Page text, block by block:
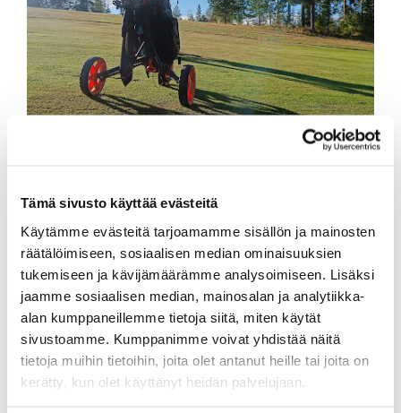
Tämä sivusto käyttää evästeitä
Käytämme evästeitä tarjoamamme sisällön ja mainosten
räätälöimiseen, sosiaalisen median ominaisuuksien
tukemiseen ja kävijämäärämme analysoimiseen. Lisäksi
jaamme sosiaalisen median, mainosalan ja analytiikka-
alan kumppaneillemme tietoja siitä, miten käytät
sivustoamme. Kumppanimme voivat yhdistää näitä
tietoja muihin tietoihin, joita olet antanut heille tai joita on
kerätty, kun olet käyttänyt heidän palvelujaan.